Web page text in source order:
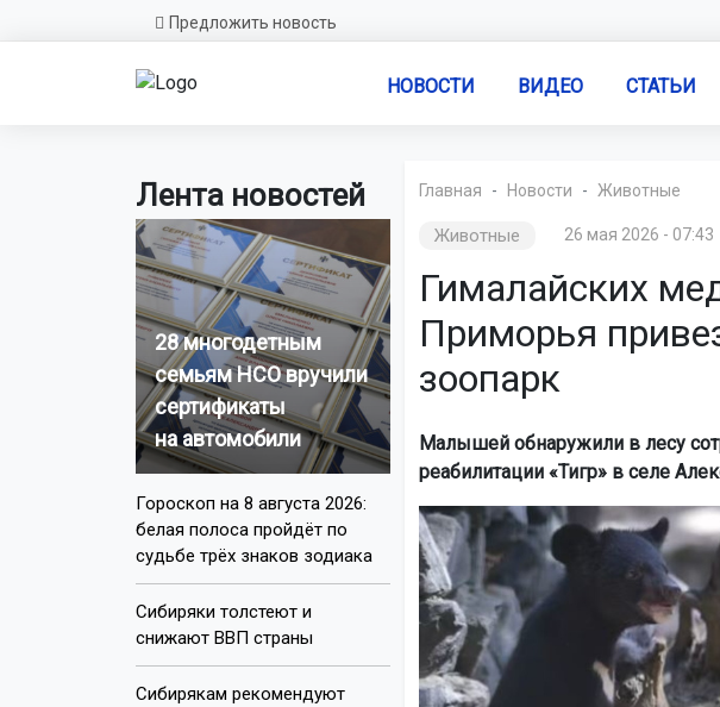
Предложить новость
НОВОСТИ ВИДЕО СТАТЬИ
Лента новостей
28 многодетным
семьям НСО вручили
сертификаты
на автомобили
Гороскоп на 8 августа 2026:
белая полоса пройдёт по
судьбе трёх знаков зодиака
Сибиряки толстеют и
снижают ВВП страны
Сибирякам рекомендуют
Главная Новости Животные
Животные 26 мая 2026 - 07:43
Гималайских
Приморья
зоопарк
Малышей обнаружили в лесу
реабилитации «Тигр» в селе